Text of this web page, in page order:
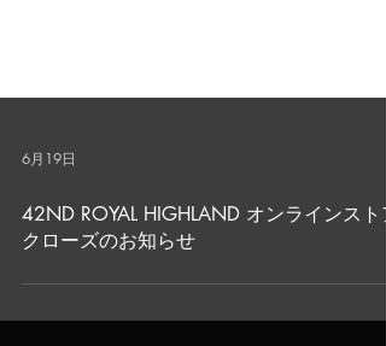
6月19日
42ND ROYAL HIGHLAND オンラインスト
クローズのお知らせ